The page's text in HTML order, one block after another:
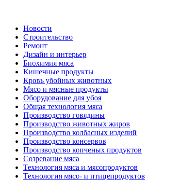
Новости
Строительство
Ремонт
Дизайн и интерьер
Биохимия мяса
Кишечные продукты
Кровь убойных животных
Мясо и мясные продукты
Оборудование для убоя
Общая технология мяса
Производство говядины
Производство животных жиров
Производство колбасных изделий
Производство консервов
Производство копченых продуктов
Созревание мяса
Технология мяса и мясопродуктов
Технология мясо- и птицепродуктов